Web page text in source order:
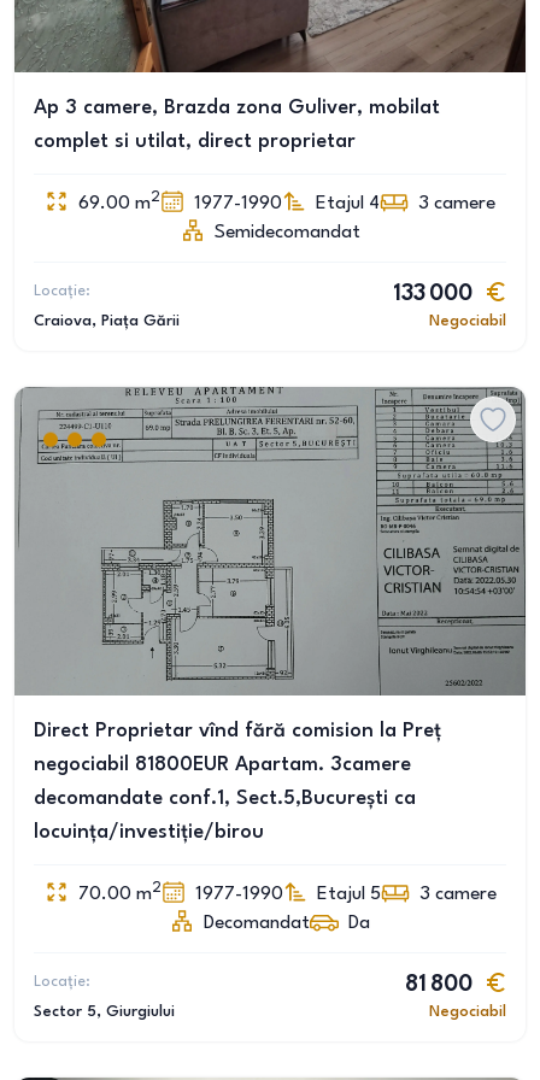
Ap 3 camere, Brazda zona Guliver, mobilat
complet si utilat, direct proprietar
69.00 m2 1977-1990 Etajul 4 3 camere
Semidecomandat
Locație:
Craiova, Piața Gării
133 000
Negociabil
Direct Proprietar vînd fără comision la Preț
negociabil 81800EUR Apartam. 3camere
decomandate conf.1, Sect.5,București ca
locuința/investiție/birou
70.00 m2 1977-1990 Etajul 5 3 camere
Decomandat
Da
Locație:
Sector 5, Giurgiului
81 800
Negociabil